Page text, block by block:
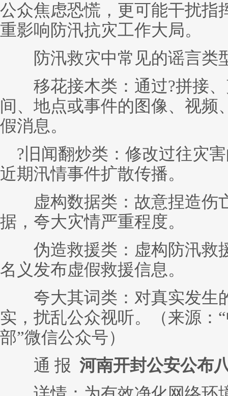
公众焦虑恐慌，更可能干扰指
重影响防汛抗灾工作大局。
防汛救灾中常见的谣言类
移花接木类：通过?拼接、
间、地点或事件的图像、视频
假消息。
?旧闻翻炒类：修改过往灾
近期汛情事件扩散传播。
虚构数据类：故意捏造伤
据，夸大灾情严重程度。
伪造救援类：虚构防汛救
名义发布虚假救援信息。
夸大其词类：对真实发生
实，扰乱公众视听。（来源：
部”微信公众号）
通 报 河南开封公安公布